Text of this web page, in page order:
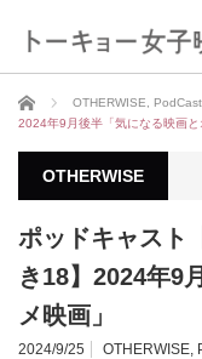
ホーム OTHERWISE PodCast
2024年9月後半「気になる映画と
OTHERWISE
ポッドキャスト
き18】2024年9
メ映画」
2024/9/25 OTHERWISE,